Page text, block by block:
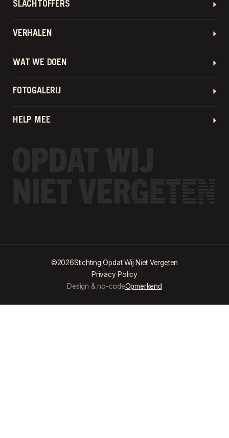
SLACHTOFFERS
VERHALEN
WAT WE DOEN
FOTOGALERIJ
HELP MEE
©2026Stichting Opdat Wij Niet Vergeten
Privacy Policy
Design & no-codeOpmerkend